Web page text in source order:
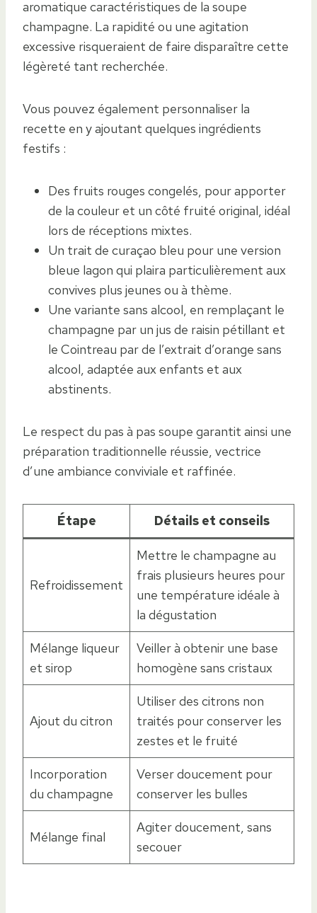
aromatique caractéristiques de la soupe
champagne. La rapidité ou une agitation
excessive risqueraient de faire disparaître cette
légèreté tant recherchée.
Vous pouvez également personnaliser la
recette en y ajoutant quelques ingrédients
festifs :
Des fruits rouges congelés, pour apporter
de la couleur et un côté fruité original, idéal
lors de réceptions mixtes.
Un trait de curaçao bleu pour une version
bleue lagon qui plaira particulièrement aux
convives plus jeunes ou à thème.
Une variante sans alcool, en remplaçant le
champagne par un jus de raisin pétillant et
le Cointreau par de l’extrait d’orange sans
alcool, adaptée aux enfants et aux
abstinents.
Le respect du pas à pas soupe garantit ainsi une
préparation traditionnelle réussie, vectrice
d’une ambiance conviviale et raffinée.
Étape Détails et conseils
Refroidissement
Mettre le champagne au
frais plusieurs heures pour
une température idéale à
la dégustation
Mélange liqueur
et sirop
Veiller à obtenir une base
homogène sans cristaux
Ajout du citron
Utiliser des citrons non
traités pour conserver les
zestes et le fruité
Incorporation
du champagne
Verser doucement pour
conserver les bulles
Mélange final
Agiter doucement, sans
secouer